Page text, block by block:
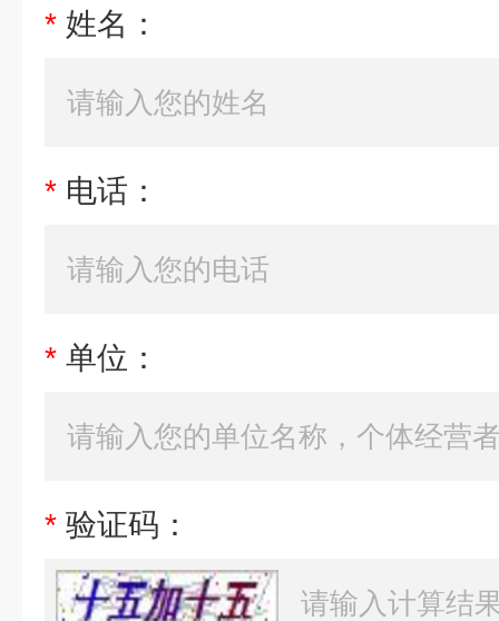
* 姓名：
* 电话：
* 单位：
* 验证码：